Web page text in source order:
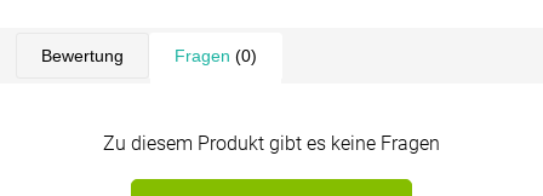
Bewertung Fragen (0)
Zu diesem Produkt gibt es keine Fragen